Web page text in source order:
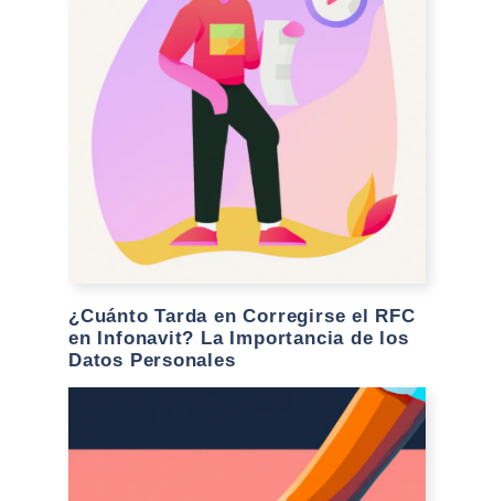
¿Cuánto Tarda en Corregirse el RFC
en Infonavit? La Importancia de los
Datos Personales